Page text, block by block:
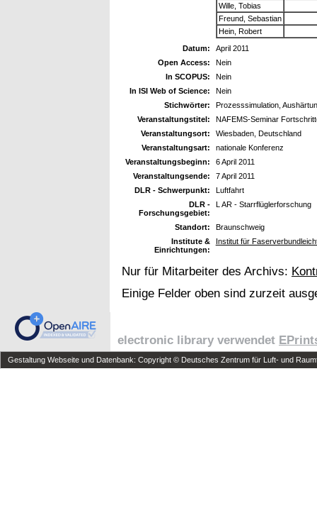
Wille, Tobias
Freund, Sebastian
Hein, Robert
Datum:
April 2011
Open Access:
Nein
In SCOPUS:
Nein
In ISI Web of Science:
Nein
Stichwörter:
Prozesssimulation,
Veranstaltungstitel:
NAFEMS-Seminar
Veranstaltungsort:
Wiesbaden, Deutschland
Veranstaltungsart:
nationale Konferenz
Veranstaltungsbeginn:
6 April 2011
Veranstaltungsende:
7 April 2011
DLR - Schwerpunkt:
Luftfahrt
DLR -
Forschungsgebiet:
L AR - Starrflüglerforschung
Standort:
Braunschweig
Institute &
Einrichtungen:
Institut für
Nur für Mitarbeiter des Archivs:
Einige Felder oben sind zurzeit
electronic library verwendet
Gestaltung Webseite und Datenbank: Copyright © Deutsches Zentrum für Luft- und